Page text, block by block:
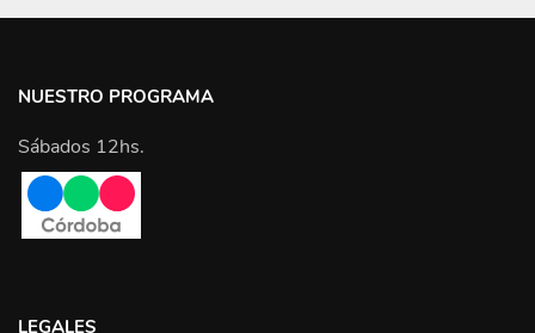
NUESTRO PROGRAMA
Sábados 12hs.
LEGALES